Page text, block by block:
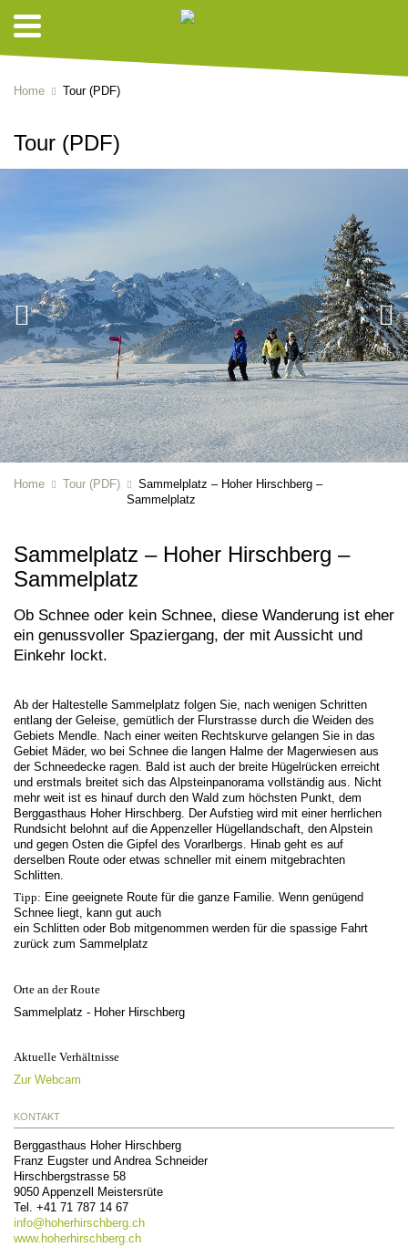
Home Tour (PDF)
Tour (PDF)
Home Tour (PDF)
Sammelplatz – Hoher Hirschberg –
Sammelplatz
Sammelplatz – Hoher Hirschberg –
Sammelplatz
Ob Schnee oder kein Schnee, diese Wanderung ist eher
ein genussvoller Spaziergang, der mit Aussicht und
Einkehr lockt.
Ab der Haltestelle Sammelplatz folgen Sie, nach wenigen Schritten
entlang der Geleise, gemütlich der Flurstrasse durch die Weiden des
Gebiets Mendle. Nach einer weiten Rechtskurve gelangen Sie in das
Gebiet Mäder, wo bei Schnee die langen Halme der Magerwiesen aus
der Schneedecke ragen. Bald ist auch der breite Hügelrücken erreicht
und erstmals breitet sich das Alpsteinpanorama vollständig aus. Nicht
mehr weit ist es hinauf durch den Wald zum höchsten Punkt, dem
Berggasthaus Hoher Hirschberg. Der Aufstieg wird mit einer herrlichen
Rundsicht belohnt auf die Appenzeller Hügellandschaft, den Alpstein
und gegen Osten die Gipfel des Vorarlbergs. Hinab geht es auf
derselben Route oder etwas schneller mit einem mitgebrachten
Schlitten.
Tipp: Eine geeignete Route für die ganze Familie. Wenn genügend
Schnee liegt, kann gut auch
ein Schlitten oder Bob mitgenommen werden für die spassige Fahrt
zurück zum Sammelplatz
Orte an der Route
Sammelplatz - Hoher Hirschberg
Aktuelle Verhältnisse
Zur Webcam
KONTAKT
Berggasthaus Hoher Hirschberg
Franz Eugster und Andrea Schneider
Hirschbergstrasse 58
9050 Appenzell Meistersrüte
Tel. +41 71 787 14 67
info@ hoherhirschberg.ch
www.hoherhirschberg.ch